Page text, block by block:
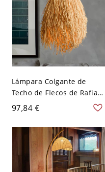
Lámpara Colgante de
Techo de Flecos de Rafia
Boho de Paja - Beige 110
A 120 V
97,84 €